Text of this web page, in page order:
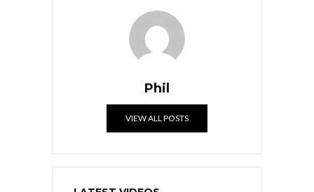
Phil
VIEW ALL POSTS